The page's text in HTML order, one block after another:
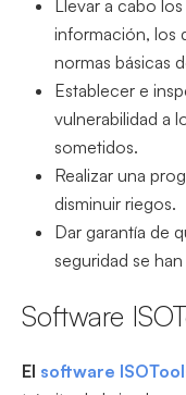
Llevar a cabo
información, los
normas básicas
Establecer e
vulnerabilidad a
sometidos.
Realizar una
disminuir riegos.
Dar garantía de
seguridad se
Software
El software